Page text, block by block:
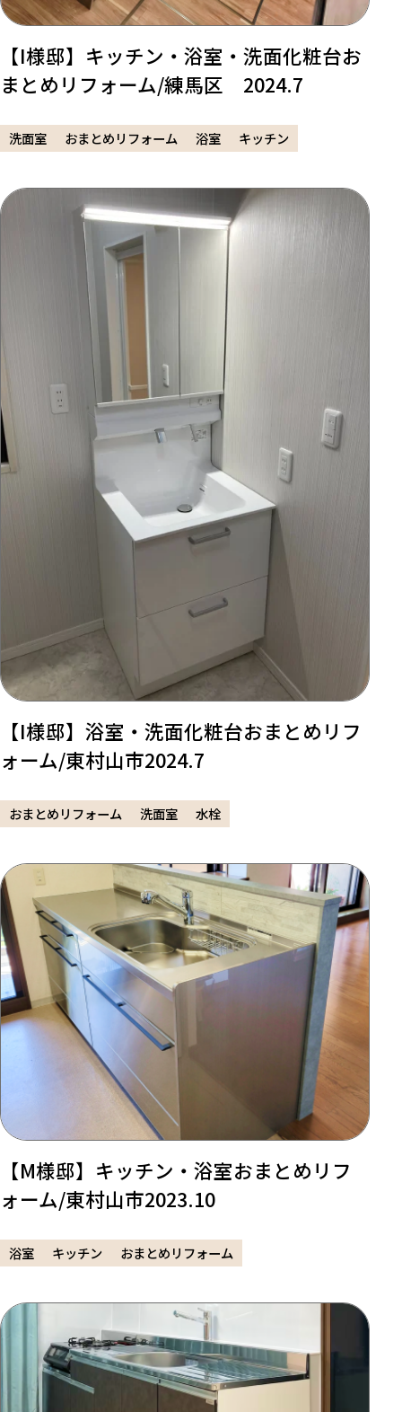
【I様邸】キッチン・浴室・洗面化粧台お
まとめリフォーム/練馬区 2024.7
洗面室 おまとめリフォーム 浴室 キッチン
【I様邸】浴室・洗面化粧台おまとめリフ
ォーム/東村山市2024.7
おまとめリフォーム 洗面室 水栓
【M様邸】キッチン・浴室おまとめリフ
ォーム/東村山市2023.10
浴室 キッチン おまとめリフォーム